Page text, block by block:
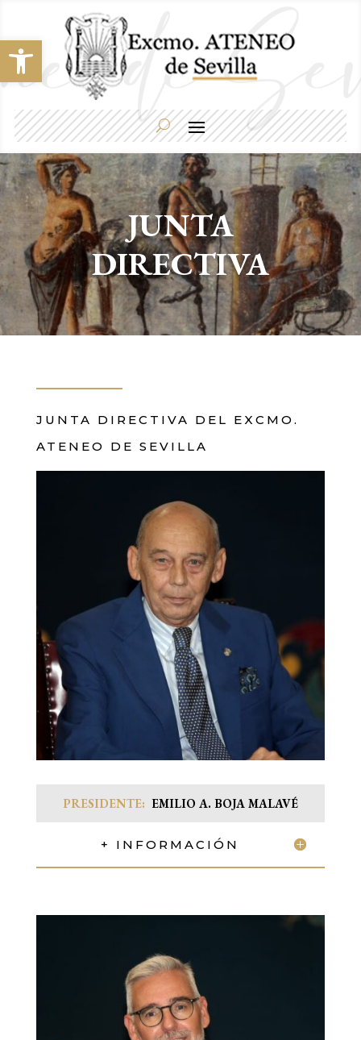
Abrir barra de herramientas
JUNTA
DIRECTIVA
JUNTA DIRECTIVA DEL EXCMO.
ATENEO DE SEVILLA
PRESIDENTE: EMILIO A. BOJA MALAVÉ
+ INFORMACIÓN